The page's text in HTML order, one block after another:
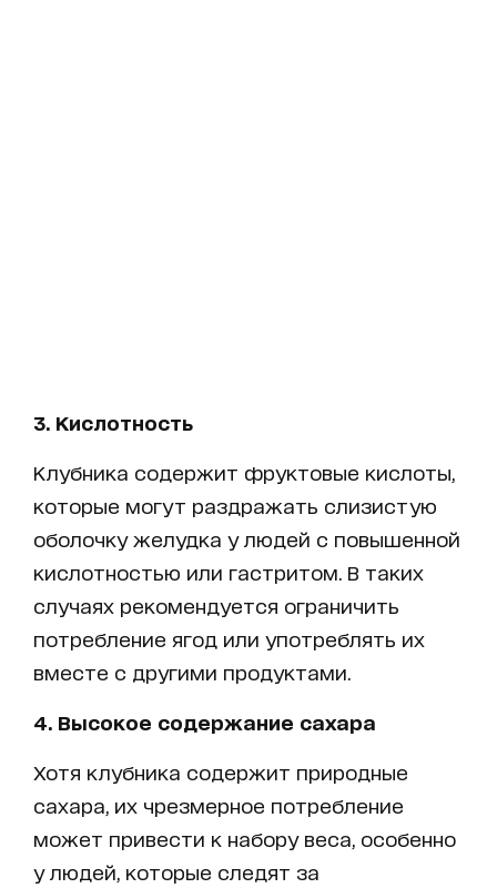
3. Кислотность
Клубника содержит фруктовые кислоты,
которые могут раздражать слизистую
оболочку желудка у людей с повышенной
кислотностью или гастритом. В таких
случаях рекомендуется ограничить
потребление ягод или употреблять их
вместе с другими продуктами.
4. Высокое содержание сахара
Хотя клубника содержит природные
сахара, их чрезмерное потребление
может привести к набору веса, особенно
у людей, которые следят за